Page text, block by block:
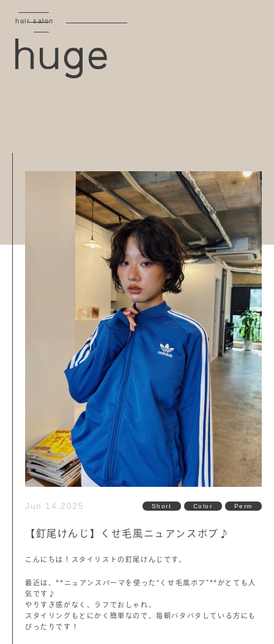
hair salon
Jun 14,2025 Short Color Perm
【釘尾けんじ】くせ毛風ニュアンスボブ♪
こんにちは！スタイリストの釘尾けんじです。
最近は、**ニュアンスパーマを使った“くせ毛風ボブ”**がとても人
気です♪
やりすぎ感がなく、ラフでおしゃれ。
スタイリングもとにかく簡単なので、毎朝バタバタしている方にも
ぴったりです！